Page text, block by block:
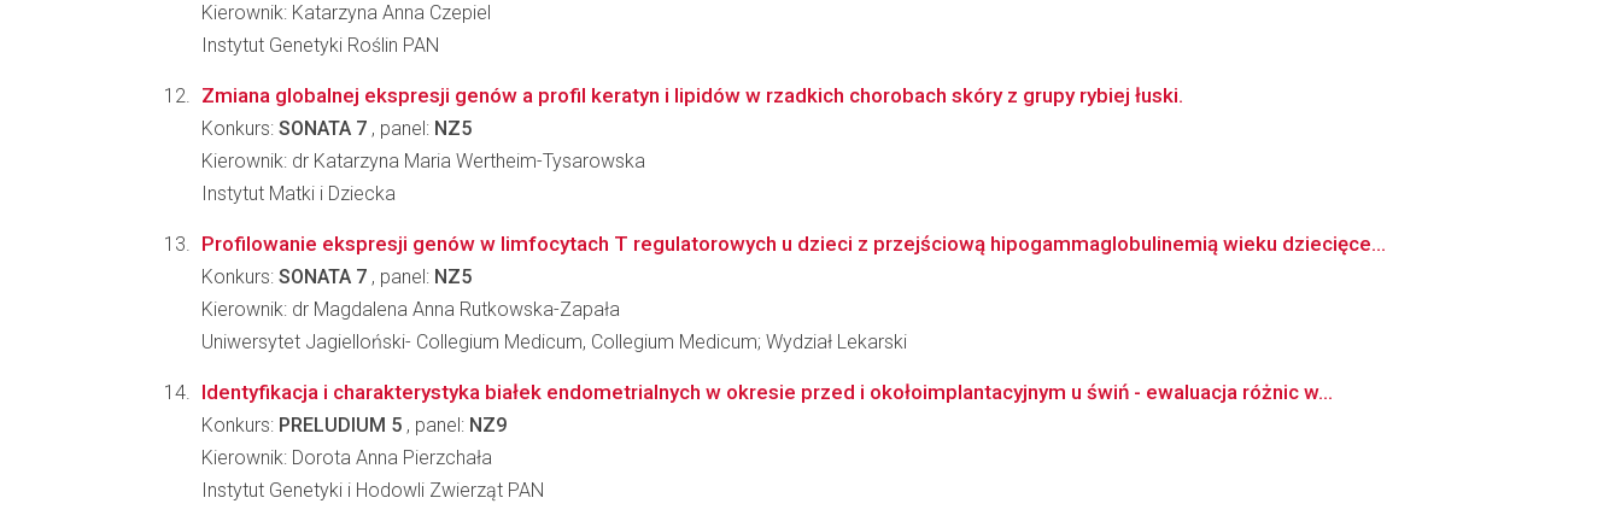
Kierownik: Katarzyna Anna Czepiel
Instytut Genetyki Roślin PAN
Zmiana globalnej ekspresji genów a profil keratyn i lipidów w rzadkich chorobach skóry z grupy rybiej łuski.
Konkurs: SONATA 7 , panel: NZ5
Kierownik: dr Katarzyna Maria Wertheim-Tysarowska
Instytut Matki i Dziecka
Profilowanie ekspresji genów w limfocytach T regulatorowych u dzieci z przejściową hipogammaglobulinemią wieku dziecięce...
Konkurs: SONATA 7 , panel: NZ5
Kierownik: dr Magdalena Anna Rutkowska-Zapała
Uniwersytet Jagielloński- Collegium Medicum, Collegium Medicum; Wydział Lekarski
Identyfikacja i charakterystyka białek endometrialnych w okresie przed i okołoimplantacyjnym u świń - ewaluacja różnic w...
Konkurs: PRELUDIUM 5 , panel: NZ9
Kierownik: Dorota Anna Pierzchała
Instytut Genetyki i Hodowli Zwierząt PAN